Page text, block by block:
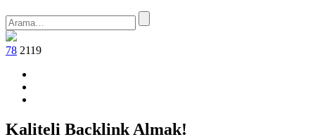
78 2119
Kaliteli Backlink Almak!